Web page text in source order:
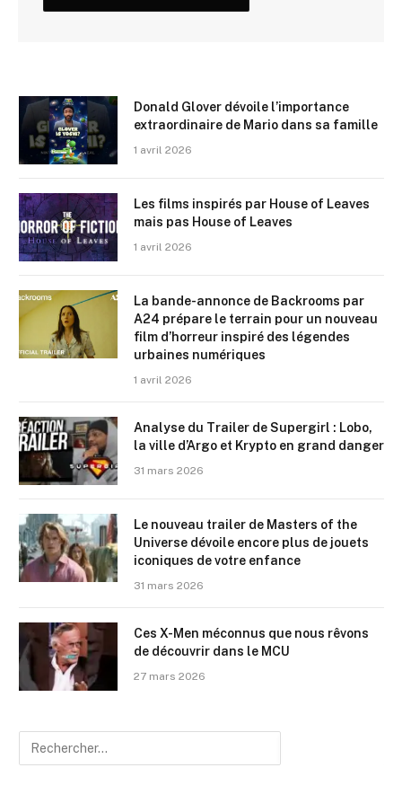
Donald Glover dévoile l’importance
extraordinaire de Mario dans sa famille
1 avril 2026
Les films inspirés par House of Leaves
mais pas House of Leaves
1 avril 2026
La bande-annonce de Backrooms par
A24 prépare le terrain pour un nouveau
film d’horreur inspiré des légendes
urbaines numériques
1 avril 2026
Analyse du Trailer de Supergirl : Lobo,
la ville d’Argo et Krypto en grand danger
31 mars 2026
Le nouveau trailer de Masters of the
Universe dévoile encore plus de jouets
iconiques de votre enfance
31 mars 2026
Ces X-Men méconnus que nous rêvons
de découvrir dans le MCU
27 mars 2026